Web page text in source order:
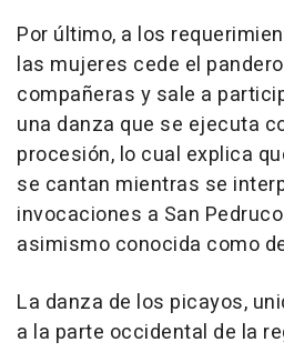
Por último, a los
las mujeres cede el
compañeras y sale a
una danza que se ejecuta
procesión, lo cual explica
se cantan mientras se
invocaciones a San
asimismo conocida como
La danza de los picayos,
a la parte occidental de la